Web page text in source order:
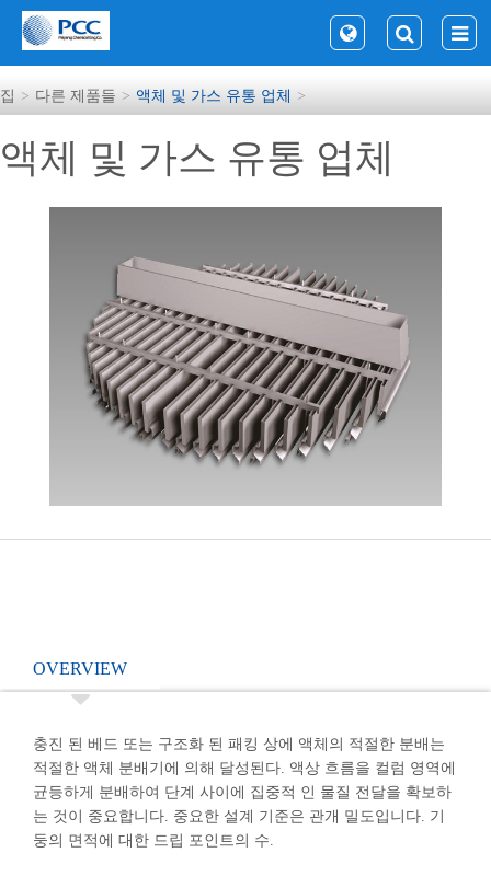
집 다른 제품들 액체 및 가스 유통 업체
액체 및 가스 유통 업체
OVERVIEW
충진 된 베드 또는 구조화 된 패킹 상에 액체의 적절한 분배는
적절한 액체 분배기에 의해 달성된다. 액상 흐름을 컬럼 영역에
균등하게 분배하여 단계 사이에 집중적 인 물질 전달을 확보하
는 것이 중요합니다. 중요한 설계 기준은 관개 밀도입니다. 기
둥의 면적에 대한 드립 포인트의 수.